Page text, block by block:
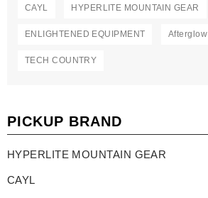
CAYL HYPERLITE MOUNTAIN GEAR
ENLIGHTENED EQUIPMENT Afterglow
TECH COUNTRY
PICKUP BRAND
HYPERLITE MOUNTAIN GEAR
CAYL